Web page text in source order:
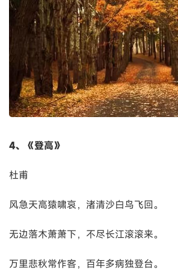
4、《登高》
杜甫
风急天高猿啸哀，渚清沙白鸟飞回。
无边落木萧萧下，不尽长江滚滚来。
万里悲秋常作客，百年多病独登台。